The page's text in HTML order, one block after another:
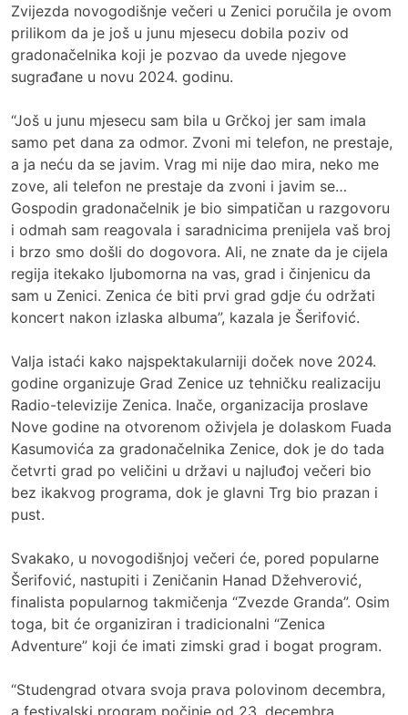
Zvijezda novogodišnje večeri u Zenici poručila je ovom
prilikom da je još u junu mjesecu dobila poziv od
gradonačelnika koji je pozvao da uvede njegove
sugrađane u novu 2024. godinu.
“Još u junu mjesecu sam bila u Grčkoj jer sam imala
samo pet dana za odmor. Zvoni mi telefon, ne prestaje,
a ja neću da se javim. Vrag mi nije dao mira, neko me
zove, ali telefon ne prestaje da zvoni i javim se…
Gospodin gradonačelnik je bio simpatičan u razgovoru
i odmah sam reagovala i saradnicima prenijela vaš broj
i brzo smo došli do dogovora. Ali, ne znate da je cijela
regija itekako ljubomorna na vas, grad i činjenicu da
sam u Zenici. Zenica će biti prvi grad gdje ću održati
koncert nakon izlaska albuma”, kazala je Šerifović.
Valja istaći kako najspektakularniji doček nove 2024.
godine organizuje Grad Zenice uz tehničku realizaciju
Radio-televizije Zenica. Inače, organizacija proslave
Nove godine na otvorenom oživjela je dolaskom Fuada
Kasumovića za gradonačelnika Zenice, dok je do tada
četvrti grad po veličini u državi u najluđoj večeri bio
bez ikakvog programa, dok je glavni Trg bio prazan i
pust.
Svakako, u novogodišnjoj večeri će, pored popularne
Šerifović, nastupiti i Zeničanin Hanad Džehverović,
finalista popularnog takmičenja “Zvezde Granda”. Osim
toga, bit će organiziran i tradicionalni “Zenica
Adventure” koji će imati zimski grad i bogat program.
“Studengrad otvara svoja prava polovinom decembra,
a festivalski program počinje od 23. decembra.